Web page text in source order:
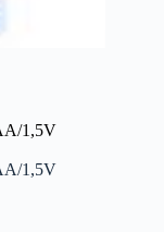
1,5V
1,5V